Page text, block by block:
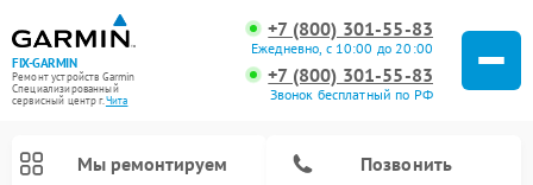
FIX-GARMIN
Ремонт устройств Garmin
Специализированный
cервисный центр г.Чита
+7 (800) 301-55-83
Ежедневно, с 10:00 до 20:00
+7 (800) 301-55-83
Звонок бесплатный по РФ
Мы ремонтируем Позвонить